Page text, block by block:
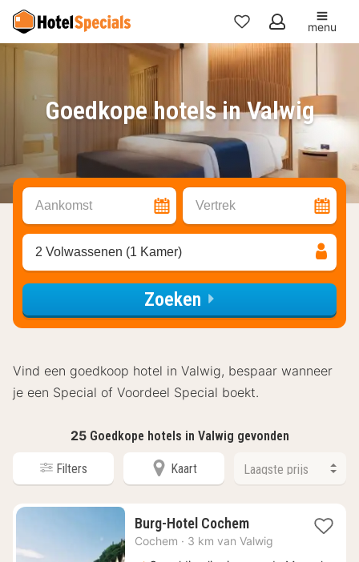
Mijn
favorieten
menu
Goedkope hotels in Valwig
Aankomst Vertrek
2 Volwassenen (1 Kamer)
Zoeken
Vind een goedkoop hotel in Valwig, bespaar wanneer
je een Special of Voordeel Special boekt.
25 Goedkope hotels in Valwig gevonden
Filters Kaart
Burg-Hotel Cochem1
nacht
vanaf
Cochem · 3 km van Valwig